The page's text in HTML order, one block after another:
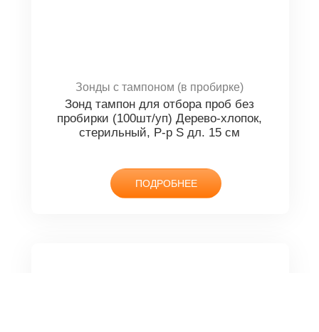
Зонды с тампоном (в пробирке)
Зонд тампон для отбора проб без
пробирки (100шт/уп) Дерево-хлопок,
стерильный, Р-р S дл. 15 см
ПОДРОБНЕЕ